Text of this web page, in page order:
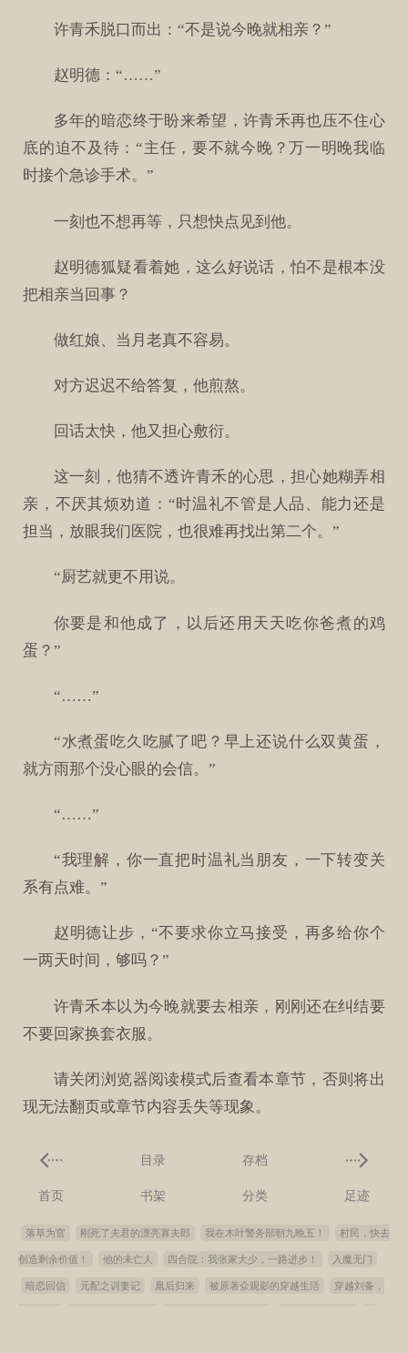
许青禾脱口而出：“不是说今晚就相亲？”
赵明德：“……”
多年的暗恋终于盼来希望，许青禾再也压不住心
底的迫不及待：“主任，要不就今晚？万一明晚我临
时接个急诊手术。”
一刻也不想再等，只想快点见到他。
赵明德狐疑看着她，这么好说话，怕不是根本没
把相亲当回事？
做红娘、当月老真不容易。
对方迟迟不给答复，他煎熬。
回话太快，他又担心敷衍。
这一刻，他猜不透许青禾的心思，担心她糊弄相
亲，不厌其烦劝道：“时温礼不管是人品、能力还是
担当，放眼我们医院，也很难再找出第二个。”
“厨艺就更不用说。
你要是和他成了，以后还用天天吃你爸煮的鸡
蛋？”
“……”
“水煮蛋吃久吃腻了吧？早上还说什么双黄蛋，
就方雨那个没心眼的会信。”
“……”
“我理解，你一直把时温礼当朋友，一下转变关
系有点难。”
赵明德让步，“不要求你立马接受，再多给你个
一两天时间，够吗？”
许青禾本以为今晚就要去相亲，刚刚还在纠结要
不要回家换套衣服。
请关闭浏览器阅读模式后查看本章节，否则将出
现无法翻页或章节内容丢失等现象。
目录 存档
首页 书架 分类 足迹
落草为官 刚死了夫君的漂亮寡夫郎 我在木叶警务部朝九晚五！ 村民，快去
创造剩余价值！ 他的未亡人 四合院：我张家大少，一路进步！ 入魔无门
暗恋回信 元配之训妻记 凰后归来 被原著众观影的穿越生活 穿越刘备，